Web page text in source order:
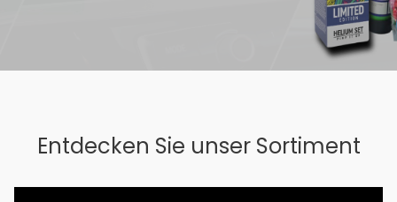
Entdecken Sie unser Sortiment